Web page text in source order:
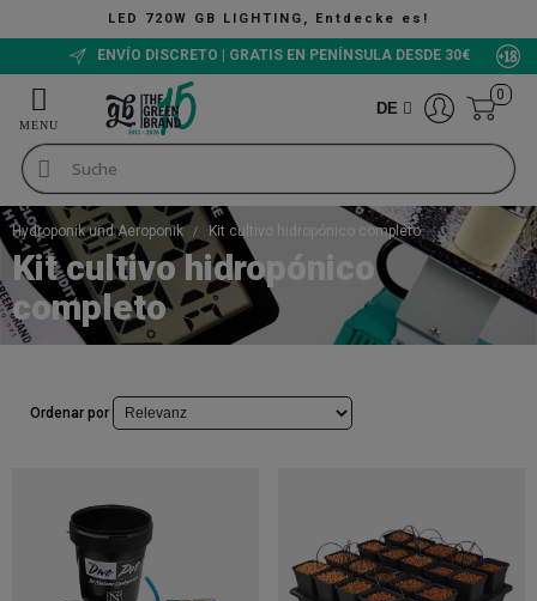
LED 720W GB LIGHTING, Entdecke es!
ENVÍO DISCRETO | GRATIS EN PENÍNSULA DESDE 30€
DE
0
Hydroponik und Aeroponik Kit cultivo hidropónico completo
Kit cultivo hidropónico
completo
Ordenar por